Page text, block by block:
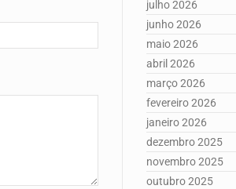
julho 2026
junho 2026
maio 2026
abril 2026
março 2026
fevereiro 2026
janeiro 2026
dezembro 2025
novembro 2025
outubro 2025